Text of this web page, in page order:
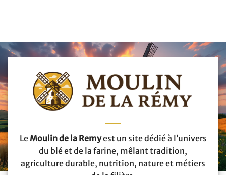
Le Moulin de la Remyest un site dédié à l’univers
du blé et de la farine, mêlant tradition,
agriculture durable, nutrition, nature et métiers